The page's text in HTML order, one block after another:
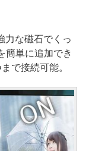
力な磁石でくっ
簡単に追加でき
で接続可能。